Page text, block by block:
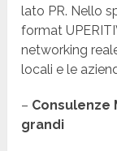
lato PR. Nello
format
networking
locali e le
– Consulenze
grandi